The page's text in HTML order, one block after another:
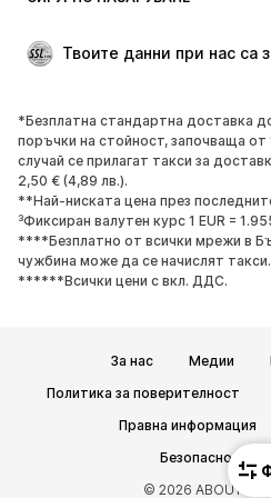
Специални Поводи
ОБУВКИ
НОВО
Маратонки
Обувки с висок ток
Сандали
ЕКСКЛУЗИВНО
Твоите данни при нас са
*Безплатна стандартна доставка
поръчки на стойност, започваща от
случай се прилагат такси за
2,50 € (4,89 лв.).
**Най-ниската цена през
³Фиксиран валутен курс 1 EUR =
****Безплатно от всички мрежи в
чужбина може да се начислят такси.
******Всички цени с вкл. ДДС.
За нас Медии
Политика за поверителност
Правна информация
Безопасност на
© 2026 ABOUT YOU